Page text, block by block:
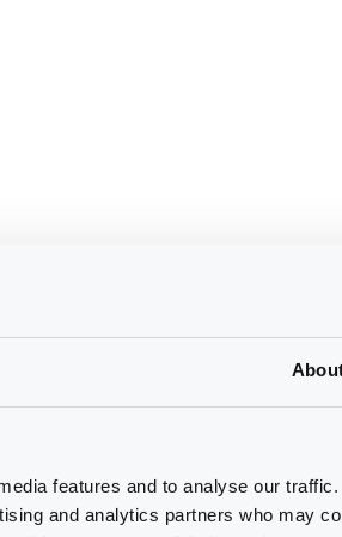
features and to analyse our
and analytics partners who may